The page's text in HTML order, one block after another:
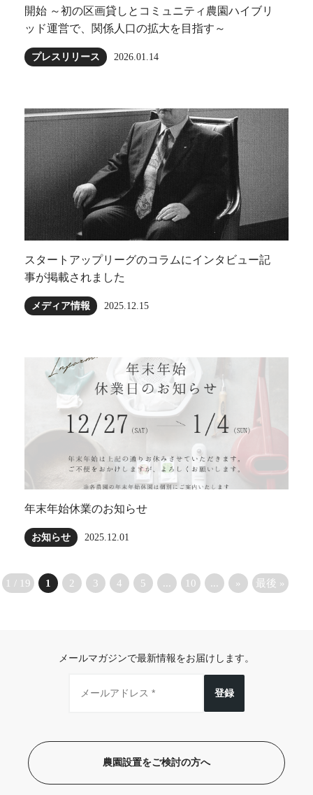
開始 ～初の区画貸しとコミュニティ農園ハイブリ
ッド運営で、関係人口の拡大を目指す～
プレスリリース 2026.01.14
スタートアップリーグのコラムにインタビュー記
事が掲載されました
メディア情報 2025.12.15
年末年始休業のお知らせ
お知らせ 2025.12.01
1 / 19 1 2 3 4 5 ... 10 ... » 最後 »
メールマガジンで最新情報をお届けします。
登録
農園設置をご検討の方へ